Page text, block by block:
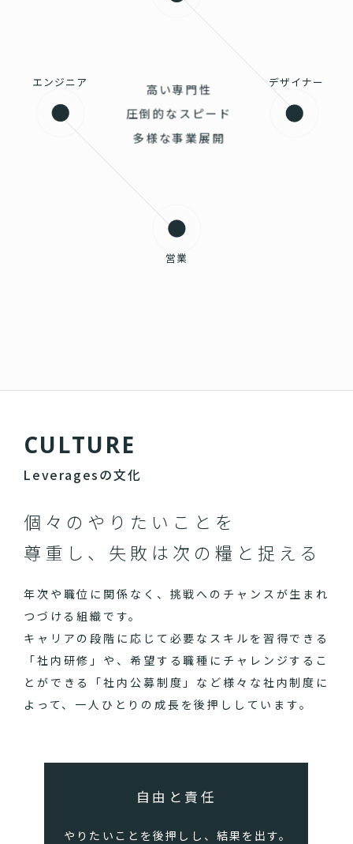
デザイナー
営業
エンジニア
高い専門性
圧倒的なスピード
多様な事業展開
CULTURE
Leveragesの文化
個々のやりたいことを
尊重し、失敗は次の糧と捉える
年次や職位に関係なく、挑戦へのチャンスが生まれ
つづける組織です。
キャリアの段階に応じて必要なスキルを習得できる
「社内研修」や、希望する職種にチャレンジするこ
とができる「社内公募制度」など様々な社内制度に
よって、一人ひとりの成長を後押ししています。
自由と責任
やりたいことを後押しし、結果を出す。